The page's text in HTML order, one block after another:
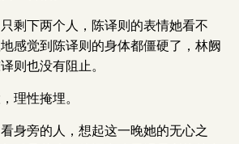
剩下两个人，陈译则的表情她看不
感觉到陈译则的身体都僵硬了，林阙
则也没有阻止。
理性掩埋。
身旁的人，想起这一晚她的无心之